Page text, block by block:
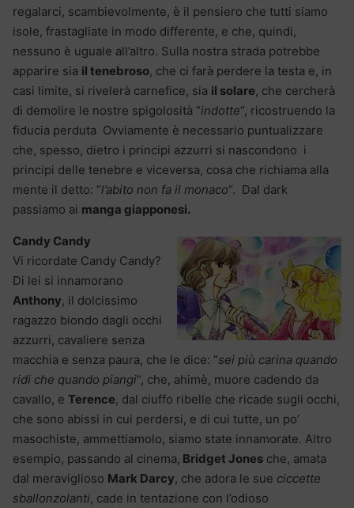
regalarci, scambievolmente, è il pensiero che tutti siamo
isole, frastagliate in modo differente, e che, quindi,
nessuno è uguale all’altro. Sulla nostra strada potrebbe
apparire sia il tenebroso, che ci farà perdere la testa e, in
casi limite, si rivelerà carnefice, sia il solare, che cercherà
di demolire le nostre spigolosità “indotte“, ricostruendo la
fiducia perduta Ovviamente è necessario puntualizzare
che, spesso, dietro i principi azzurri si nascondono i
principi delle tenebre e viceversa, cosa che richiama alla
mente il detto: “l’abito non fa il monaco“. Dal dark
passiamo ai manga giapponesi.
Candy Candy
Vi ricordate Candy Candy?
Di lei si innamorano
Anthony, il dolcissimo
ragazzo biondo dagli occhi
azzurri, cavaliere senza
macchia e senza paura, che le dice: “sei più carina quando
ridi che quando piangi“, che, ahimè, muore cadendo da
cavallo, e Terence, dal ciuffo ribelle che ricade sugli occhi,
che sono abissi in cui perdersi, e di cui tutte, un po’
masochiste, ammettiamolo, siamo state innamorate. Altro
esempio, passando al cinema, Bridget Jones che, amata
dal meraviglioso Mark Darcy, che adora le sue ciccette
sballonzolanti, cade in tentazione con l’odioso